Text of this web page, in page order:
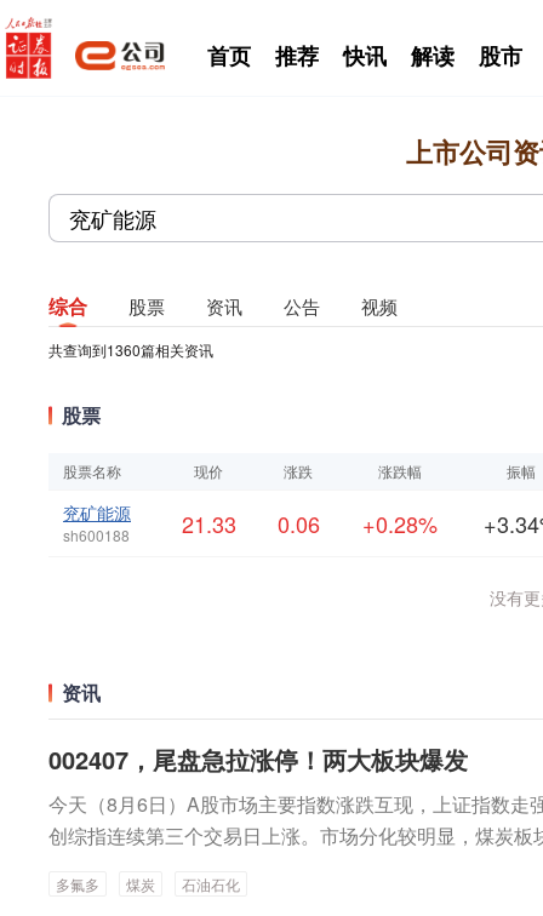
首页 推荐 快讯 解读 股市
上市公司
综合 股票 资讯 公告 视频
共查询到1360篇相关资讯
股票
股票名称 现价 涨跌 涨跌幅 振幅
兖矿能源
sh600188 21.33 0.06 +0.28%
没有
资讯
002407，尾盘急拉涨停！两大板块爆发
今天（8月6日）A股市场主要指数涨跌互现，上证指数走
创综指连续第三个交易日上涨。市场分化较明显，煤炭板
到10分钟的时间里涨幅从不足5%到冲上涨停。上证指数
多氟多 煤炭 石油石化